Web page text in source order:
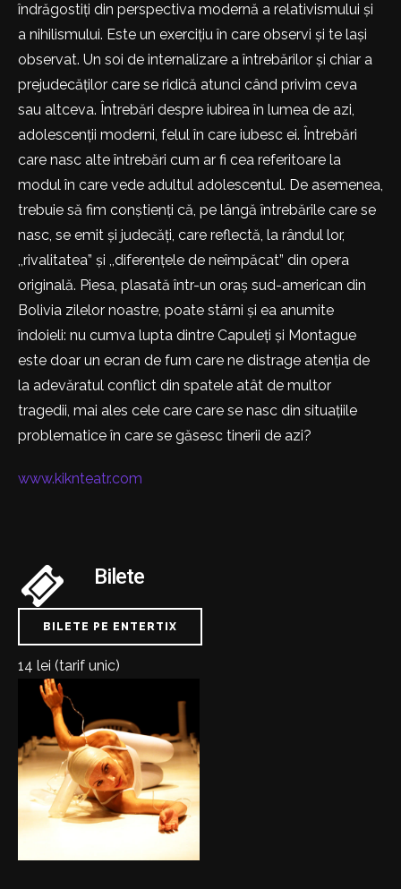
îndrăgostiți din perspectiva modernă a relativismului și
a nihilismului. Este un exercițiu în care observi și te lași
observat. Un soi de internalizare a întrebărilor și chiar a
prejudecăților care se ridică atunci când privim ceva
sau altceva. Întrebări despre iubirea în lumea de azi,
adolescenții moderni, felul în care iubesc ei. Întrebări
care nasc alte întrebări cum ar fi cea referitoare la
modul în care vede adultul adolescentul. De asemenea,
trebuie să fim conștienți că, pe lângă întrebările care se
nasc, se emit și judecăți, care reflectă, la rândul lor,
,,rivalitatea” și ,,diferențele de neîmpăcat” din opera
originală. Piesa, plasată într-un oraș sud-american din
Bolivia zilelor noastre, poate stârni și ea anumite
îndoieli: nu cumva lupta dintre Capuleți și Montague
este doar un ecran de fum care ne distrage atenția de
la adevăratul conflict din spatele atât de multor
tragedii, mai ales cele care care se nasc din situațiile
problematice în care se găsesc tinerii de azi?
www.kiknteatr.com
Bilete
BILETE PE ENTERTIX
14 lei (tarif unic)